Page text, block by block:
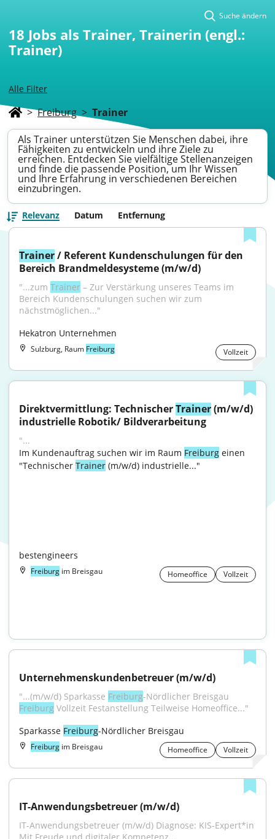
Alle Filter
Suche ändern
18 Jobs als Trainer, Trainerin (engl.:
Trainer)
> Freiburg > Trainer
Als Trainer unterstützen Sie Menschen dabei, ihre
Fähigkeiten zu entwickeln und ihre Ziele zu
erreichen. Entdecken Sie vielfältige Stellenanzeigen
und finde die passende Position, um Ihr Wissen
und Ihre Erfahrung in verschiedenen Bereichen
einzubringen.
Relevanz Datum Entfernung
Trainer / Referent Kundenschulungen für den
Bereich Brandmeldesysteme (m/w/d)
"...zum Trainer – Zur Verstärkung unseres Teams im
Bereich Kundenschulungen suchen wir zum
nächstmöglichen..."
Hekatron Unternehmen
Sulzburg, Raum Freiburg Vollzeit
Direktvermittlung: Technischer Trainer (m/w/d)
industrielle Robotik/ Bildverarbeitung
"...
Im Kundenauftrag suchen wir im Raum Freiburg einen
"Technischer Trainer (m/w/d) industrielle..."
bestengineers
Freiburg im Breisgau Homeoffice Vollzeit
Unternehmenskundenbetreuer (m/w/d)
"...(m/w/d) Sparkasse Freiburg
Freiburg Vollzeit Festanstellung Teilweise Homeoffice..."
Sparkasse Freiburg-Nördlicher Breisgau
Freiburg im Breisgau Homeoffice Vollzeit
IT-Anwendungsbetreuer (m/w/d)
IT-Anwendungsbetreuer (m/w/d) Diagnose: KIS-Expert*in